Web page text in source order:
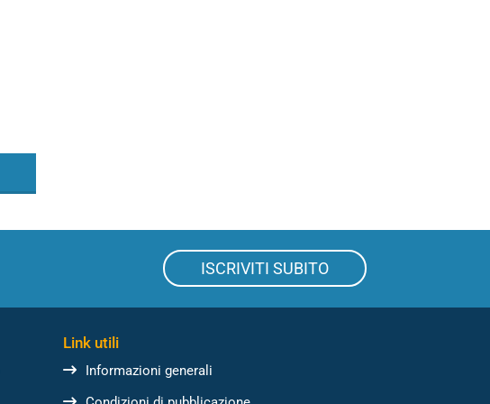
ISCRIVITI SUBITO
Link utili
Informazioni generali